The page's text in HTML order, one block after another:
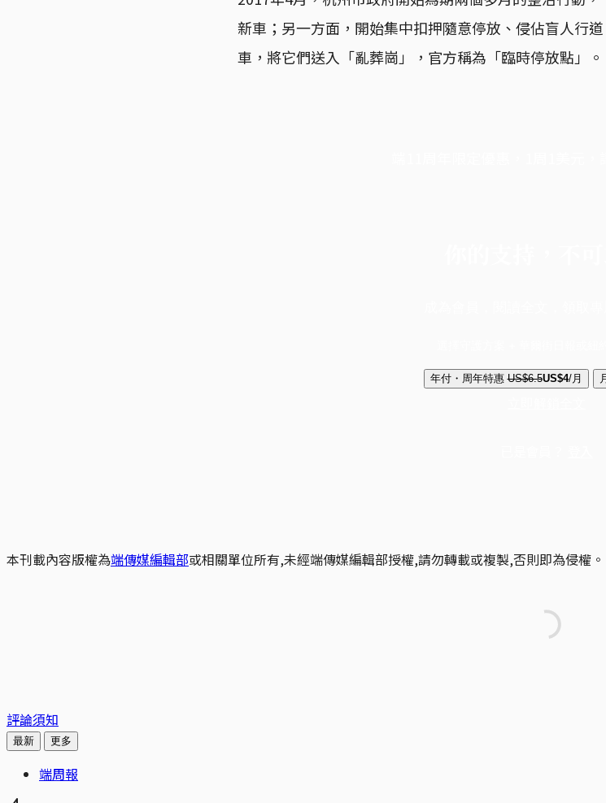
新車；另一方面，開始集中扣押隨意停放、侵佔盲人行
車，將它們送入「亂葬崗」，官方稱為「臨時停放點」。
年付・周年特惠 US$6.5US$4/月
本刊載內容版權為端傳媒編輯部或相關單位所有,未經端傳媒編輯部授權,請勿轉載或複製,否則即為侵權。
評論須知
最新 更多
端周報